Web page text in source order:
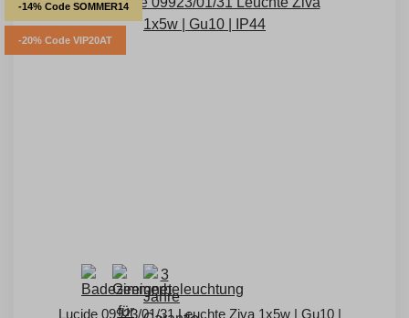
-14% Code SOMMER14
-20% Code VIP20AT
Lucide 09923/01/31 Leuchte Ziva 1x5w | Gu10 |